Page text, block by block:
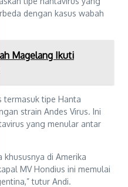
dengan kasus wabah
Magelang Ikuti
termasuk tipe Hanta
strain Andes Virus. Ini
yang menular antar
khususnya di Amerika
MV Hondius ini memulai
tutur Andi.